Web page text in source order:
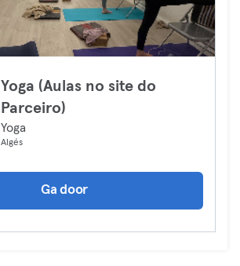
Yoga (Aulas no site do
Parceiro)
Yoga
Algés
Ga door